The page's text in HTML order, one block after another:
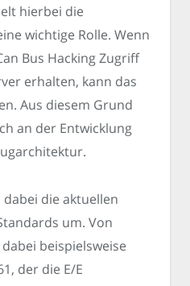
hierbei die
wichtige Rolle. Wenn
Bus Hacking Zugriff
erhalten, kann das
Aus diesem Grund
an der Entwicklung
die aktuellen
um. Von
beispielsweise
der die E/E